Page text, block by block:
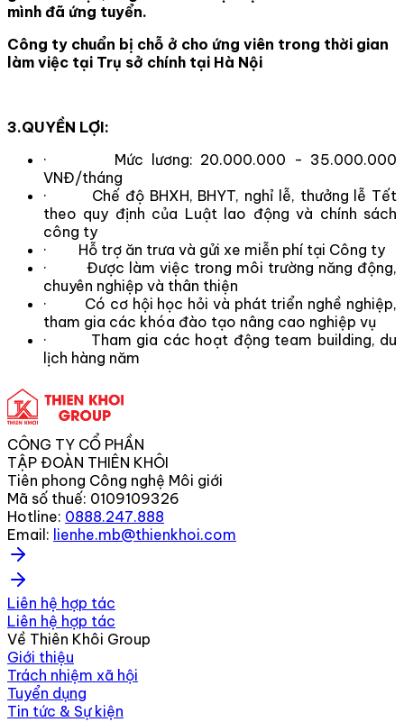
mình đã ứng tuyển.
Công ty chuẩn bị chỗ ở cho ứng viên trong thời gian
làm việc tại Trụ sở chính tại Hà Nội
3.QUYỀN LỢI:
· Mức lương: 20.000.000 - 35.000.000
VNĐ/tháng
· Chế độ BHXH, BHYT, nghỉ lễ, thưởng lễ Tết
theo quy định của Luật lao động và chính sách
công ty
· Hỗ trợ ăn trưa và gửi xe miễn phí tại Công ty
· Được làm việc trong môi trường năng động,
chuyên nghiệp và thân thiện
· Có cơ hội học hỏi và phát triển nghề nghiệp,
tham gia các khóa đào tạo nâng cao nghiệp vụ
· Tham gia các hoạt động team building, du
lịch hàng năm
CÔNG TY CỔ PHẦN
TẬP ĐOÀN THIÊN KHÔI
Tiên phong Công nghệ Môi giới
Mã số thuế: 0109109326
Hotline: 0888.247.888
Email: lienhe.mb@thienkhoi.com
Liên hệ hợp tác
Liên hệ hợp tác
Về Thiên Khôi Group
Giới thiệu
Trách nhiệm xã hội
Tuyển dụng
Tin tức & Sự kiện